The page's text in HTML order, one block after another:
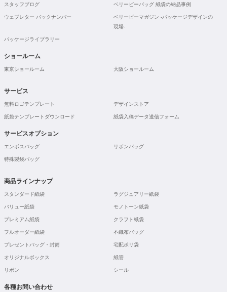
スタッフブログ ベリービーバッグ 紙袋の納品事例
ウェブレター バックナンバー
ベリービーマガジン -パッケージデザインの
現場-
パッケージライブラリー
ショールーム
東京ショールーム 大阪ショールーム
サービス
無料ロゴテンプレート デザインストア
紙袋テンプレートダウンロード 紙袋入稿データ送信フォーム
サービスオプション
エンボスバッグ リボンバッグ
特殊製袋バッグ
商品ラインナップ
スタンダード紙袋 ラグジュアリー紙袋
バリュー紙袋 モノトーン紙袋
プレミアム紙袋 クラフト紙袋
フルオーダー紙袋 不織布バッグ
プレゼントバッグ・封筒 宅配ポリ袋
オリジナルボックス 紙管
リボン シール
各種お問い合わせ